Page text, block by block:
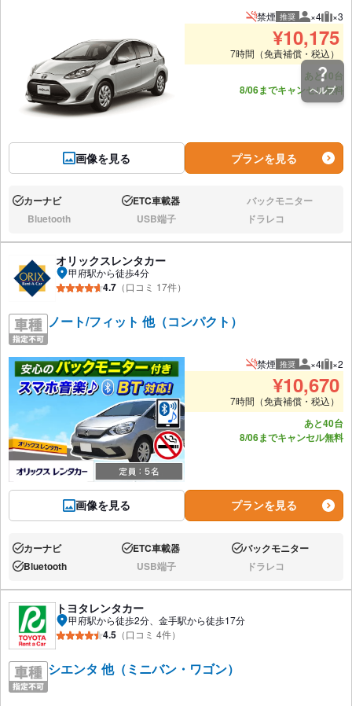
画像を見る
禁煙 推奨 推奨人数
×4 推
×3
¥10,175
7時間（免責補償・税込）
あと10台
8/06までキャンセル無料
プランを見る
あり:カーナビ あり:ETC車載器 なし:バックモニター
なし:Bluetooth なし:USB端子 なし:ドラレコ
オリックスレンタカー
甲府駅から徒歩4分
4.7 （口コミ 17件）
ノート/フィット 他（コンパクト）
画像を見る
禁煙 推奨 推奨人数
×4 推
×2
¥10,670
7時間（免責補償・税込）
あと40台
8/06までキャンセル無料
プランを見る
あり:カーナビ あり:ETC車載器 あり:バックモニター
あり:Bluetooth なし:USB端子 なし:ドラレコ
トヨタレンタカー
甲府駅から徒歩2分、金手駅から徒歩17分
4.5 （口コミ 4件）
シエンタ 他（ミニバン・ワゴン）
ヘルプ